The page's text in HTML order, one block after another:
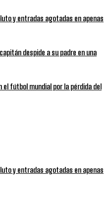
y entradas agotadas en apenas
despide a su padre en una
fútbol mundial por la pérdida del
y entradas agotadas en apenas